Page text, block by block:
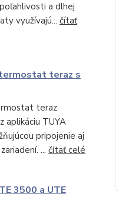
a dlhej
využívajú... čítať
teraz s
teraz
aplikáciu TUYA
pripojenie aj
... čítať celé
3500 a UTE